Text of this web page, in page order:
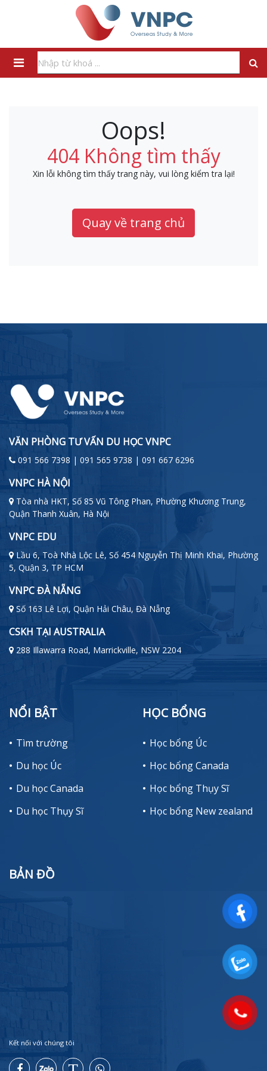
Oops!
404 Không tìm thấy
Xin lỗi không tìm thấy trang này, vui lòng kiểm tra lại!
Quay về trang chủ
VĂN PHÒNG TƯ VẤN DU HỌC VNPC
091 566 7398 | 091 565 9738 | 091 667 6296
VNPC HÀ NỘI
Tòa nhà HKT, Số 85 Vũ Tông Phan, Phường Khương Trung,
Quận Thanh Xuân, Hà Nội
VNPC EDU
Lầu 6, Toà Nhà Lộc Lê, Số 454 Nguyễn Thị Minh Khai, Phường
5, Quận 3, TP HCM
VNPC ĐÀ NẴNG
Số 163 Lê Lợi, Quận Hải Châu, Đà Nẵng
CSKH TẠI AUSTRALIA
288 Illawarra Road, Marrickville, NSW 2204
NỔI BẬT
Tìm trường
Du học Úc
Du học Canada
Du học Thụy Sĩ
HỌC BỔNG
Học bổng Úc
Học bổng Canada
Học bổng Thụy Sĩ
Học bổng New zealand
BẢN ĐỒ
Kết nối với chúng tôi